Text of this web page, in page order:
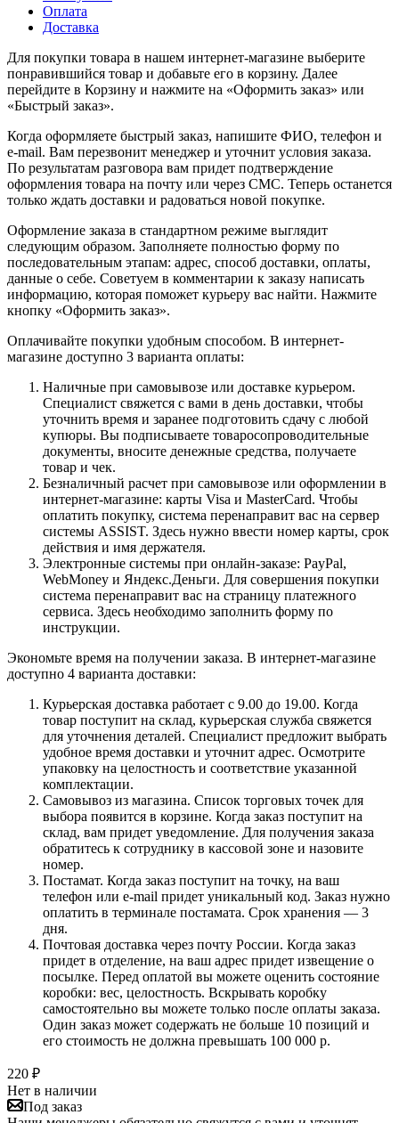
Оплата
Доставка
Для покупки товара в нашем интернет-магазине выберите
понравившийся товар и добавьте его в корзину. Далее
перейдите в Корзину и нажмите на «Оформить заказ» или
«Быстрый заказ».
Когда оформляете быстрый заказ, напишите ФИО, телефон и
e-mail. Вам перезвонит менеджер и уточнит условия заказа.
По результатам разговора вам придет подтверждение
оформления товара на почту или через СМС. Теперь останется
только ждать доставки и радоваться новой покупке.
Оформление заказа в стандартном режиме выглядит
следующим образом. Заполняете полностью форму по
последовательным этапам: адрес, способ доставки, оплаты,
данные о себе. Советуем в комментарии к заказу написать
информацию, которая поможет курьеру вас найти. Нажмите
кнопку «Оформить заказ».
Оплачивайте покупки удобным способом. В интернет-
магазине доступно 3 варианта оплаты:
Наличные при самовывозе или доставке курьером.
Специалист свяжется с вами в день доставки, чтобы
уточнить время и заранее подготовить сдачу с любой
купюры. Вы подписываете товаросопроводительные
документы, вносите денежные средства, получаете
товар и чек.
Безналичный расчет при самовывозе или оформлении в
интернет-магазине: карты Visa и MasterCard. Чтобы
оплатить покупку, система перенаправит вас на сервер
системы ASSIST. Здесь нужно ввести номер карты, срок
действия и имя держателя.
Электронные системы при онлайн-заказе: PayPal,
WebMoney и Яндекс.Деньги. Для совершения покупки
система перенаправит вас на страницу платежного
сервиса. Здесь необходимо заполнить форму по
инструкции.
Экономьте время на получении заказа. В интернет-магазине
доступно 4 варианта доставки:
Курьерская доставка работает с 9.00 до 19.00. Когда
товар поступит на склад, курьерская служба свяжется
для уточнения деталей. Специалист предложит выбрать
удобное время доставки и уточнит адрес. Осмотрите
упаковку на целостность и соответствие указанной
комплектации.
Самовывоз из магазина. Список торговых точек для
выбора появится в корзине. Когда заказ поступит на
склад, вам придет уведомление. Для получения заказа
обратитесь к сотруднику в кассовой зоне и назовите
номер.
Постамат. Когда заказ поступит на точку, на ваш
телефон или e-mail придет уникальный код. Заказ нужно
оплатить в терминале постамата. Срок хранения — 3
дня.
Почтовая доставка через почту России. Когда заказ
придет в отделение, на ваш адрес придет извещение о
посылке. Перед оплатой вы можете оценить состояние
коробки: вес, целостность. Вскрывать коробку
самостоятельно вы можете только после оплаты заказа.
Один заказ может содержать не больше 10 позиций и
его стоимость не должна превышать 100 000 р.
220 ₽
Нет в наличии
Под заказ